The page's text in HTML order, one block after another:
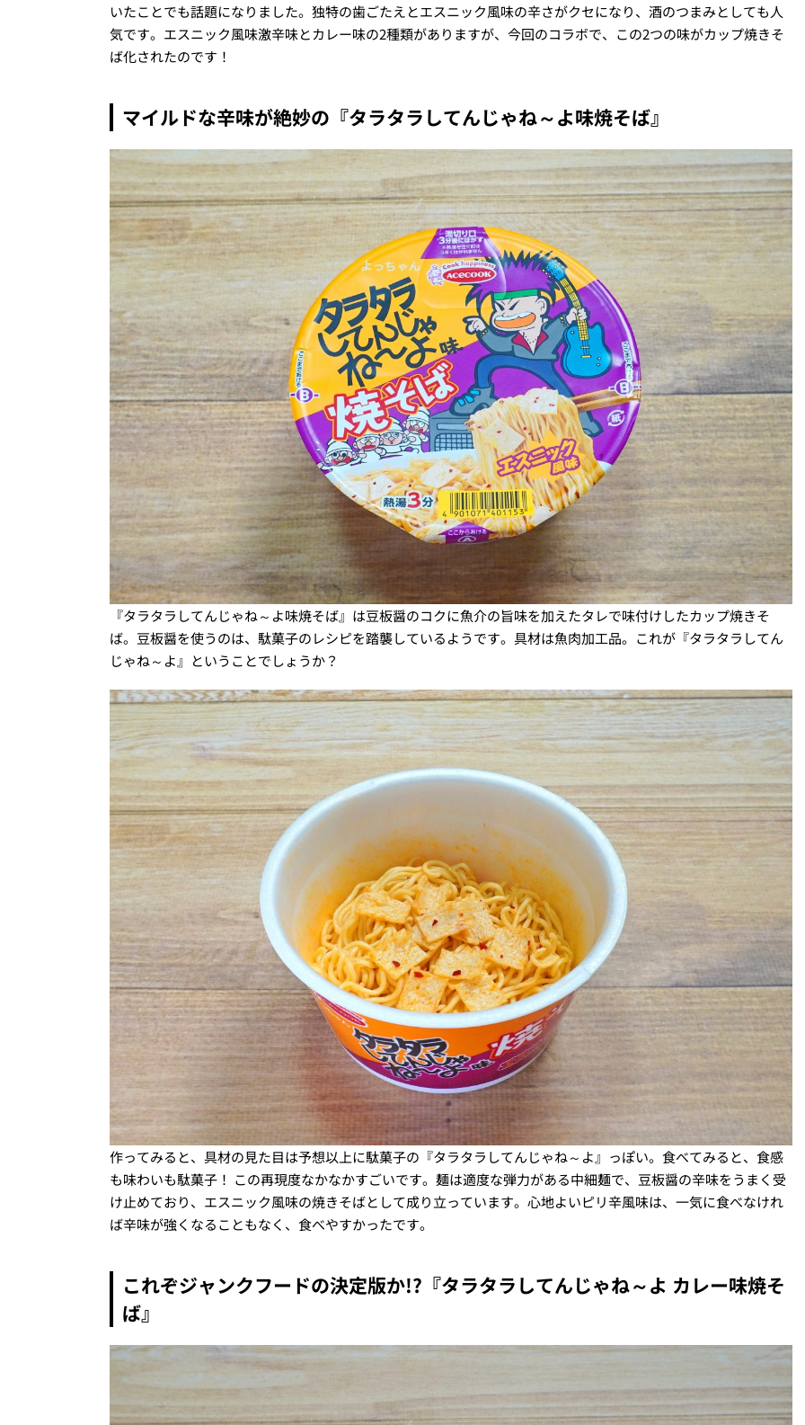
いたことでも話題になりました。独特の歯ごたえとエスニック風味の辛さがクセになり、酒のつまみとしても人
気です。エスニック風味激辛味とカレー味の2種類がありますが、今回のコラボで、この2つの味がカップ焼きそ
ば化されたのです！
マイルドな辛味が絶妙の『タラタラしてんじゃね～よ味焼そば』
『タラタラしてんじゃね～よ味焼そば』は豆板醤のコクに魚介の旨味を加えたタレで味付けしたカップ焼きそ
ば。豆板醤を使うのは、駄菓子のレシピを踏襲しているようです。具材は魚肉加工品。これが『タラタラしてん
じゃね～よ』ということでしょうか？
作ってみると、具材の見た目は予想以上に駄菓子の『タラタラしてんじゃね～よ』っぽい。食べてみると、食感
も味わいも駄菓子！ この再現度なかなかすごいです。麺は適度な弾力がある中細麺で、豆板醤の辛味をうまく受
け止めており、エスニック風味の焼きそばとして成り立っています。心地よいピリ辛風味は、一気に食べなけれ
ば辛味が強くなることもなく、食べやすかったです。
これぞジャンクフードの決定版か!?『タラタラしてんじゃね～よ カレー味焼そ
ば』